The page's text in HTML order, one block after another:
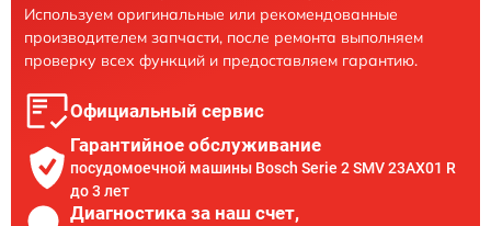
Используем оригинальные или рекомендованные
производителем запчасти, после ремонта выполняем
проверку всех функций и предоставляем гарантию.
Официальный сервис
Гарантийное обслуживание
посудомоечной машины Bosch Serie 2 SMV 23AX01 R
до 3 лет
Диагностика за наш счет,